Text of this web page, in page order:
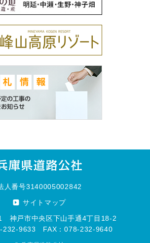
人番号3140005002842
サイトマップ
神戸市中央区下山手通4丁目18-2
232-9633 FAX：078-232-9640